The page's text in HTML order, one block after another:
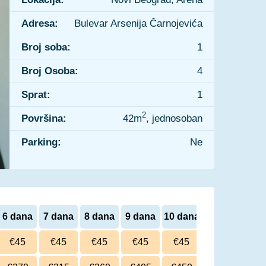
Adresa: Bulevar Arsenija Čarnojevića
Broj soba: 1
Broj Osoba: 4
Sprat: 1
Površina: 42m2, jednosoban
Parking: Ne
6 dana 7 dana 8 dana 9 dana 10 dana
€45 €45 €45 €45 €45